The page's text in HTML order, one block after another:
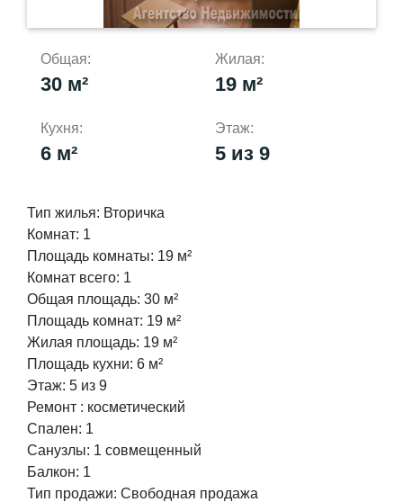
Общая:
30 м²
Жилая:
19 м²
Кухня:
6 м²
Этаж:
5 из 9
Тип жилья: Вторичка
Комнат: 1
Площадь комнаты: 19 м²
Комнат всего: 1
Общая площадь: 30 м²
Площадь комнат: 19 м²
Жилая площадь: 19 м²
Площадь кухни: 6 м²
Этаж: 5 из 9
Ремонт : косметический
Спален: 1
Санузлы: 1 совмещенный
Балкон: 1
Тип продажи: Свободная продажа